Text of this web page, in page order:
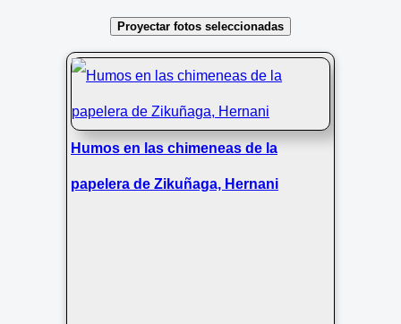
Proyectar fotos seleccionadas
Humos en las chimeneas de la
papelera de Zikuñaga, Hernani